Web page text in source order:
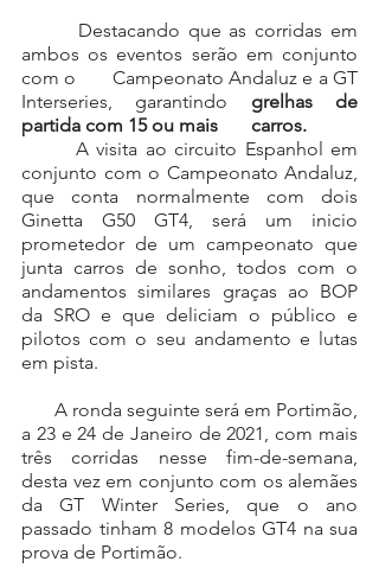
ambos os eventos serão em conjunto
com o       Campeonato Andaluz e a GT
Interseries, garantindo grelhas de
partida com 15 ou mais       carros.
conjunto com o Campeonato Andaluz,
que conta normalmente com dois
Ginetta G50 GT4, será um inicio
prometedor de um campeonato que
junta carros de sonho, todos com o
andamentos similares graças ao BOP
da SRO e que deliciam o público e
pilotos com o seu andamento e lutas
em pista.
a 23 e 24 de Janeiro de 2021, com mais
três corridas nesse fim-de-semana,
desta vez em conjunto com os alemães
da GT Winter Series, que o ano
passado tinham 8 modelos GT4 na sua
prova de Portimão.